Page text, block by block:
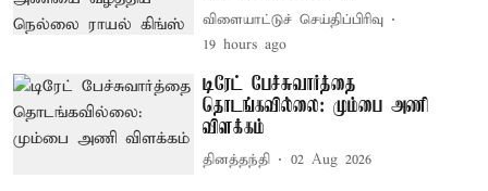
விளையாட்டுச் செய்திப்பிரிவு
19 hours ago
டிரேட் பேச்சுவார்த்தை
தொடங்கவில்லை: மும்பை அணி
விளக்கம்
தினத்தந்தி 02 Aug 2026